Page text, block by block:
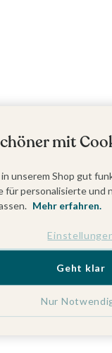
mit
unserem Shop gut
für personalisierte
Mehr erfahren.
Nur
Geht klar